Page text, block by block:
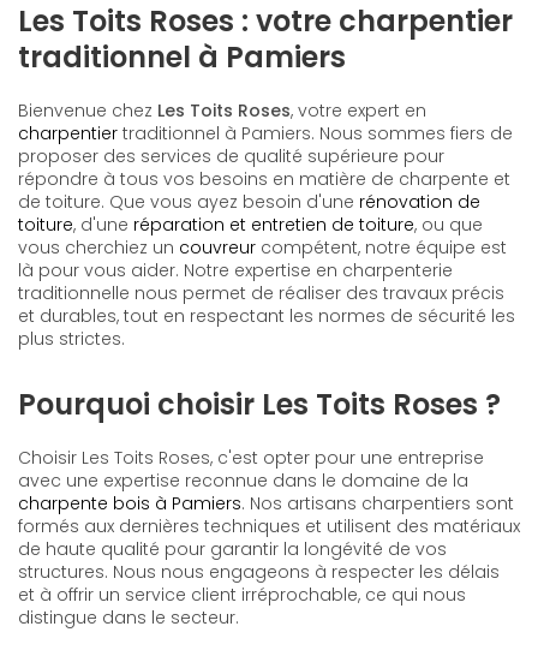
Les Toits Roses : votre charpentier
traditionnel à Pamiers
Bienvenue chez Les Toits Roses, votre expert en
charpentier traditionnel à Pamiers. Nous sommes fiers de
proposer des services de qualité supérieure pour
répondre à tous vos besoins en matière de charpente et
de toiture. Que vous ayez besoin d'une rénovation de
toiture, d'une réparation et entretien de toiture, ou que
vous cherchiez un couvreur compétent, notre équipe est
là pour vous aider. Notre expertise en charpenterie
traditionnelle nous permet de réaliser des travaux précis
et durables, tout en respectant les normes de sécurité les
plus strictes.
Pourquoi choisir Les Toits Roses ?
Choisir Les Toits Roses, c'est opter pour une entreprise
avec une expertise reconnue dans le domaine de la
charpente bois à Pamiers. Nos artisans charpentiers sont
formés aux dernières techniques et utilisent des matériaux
de haute qualité pour garantir la longévité de vos
structures. Nous nous engageons à respecter les délais
et à offrir un service client irréprochable, ce qui nous
distingue dans le secteur.